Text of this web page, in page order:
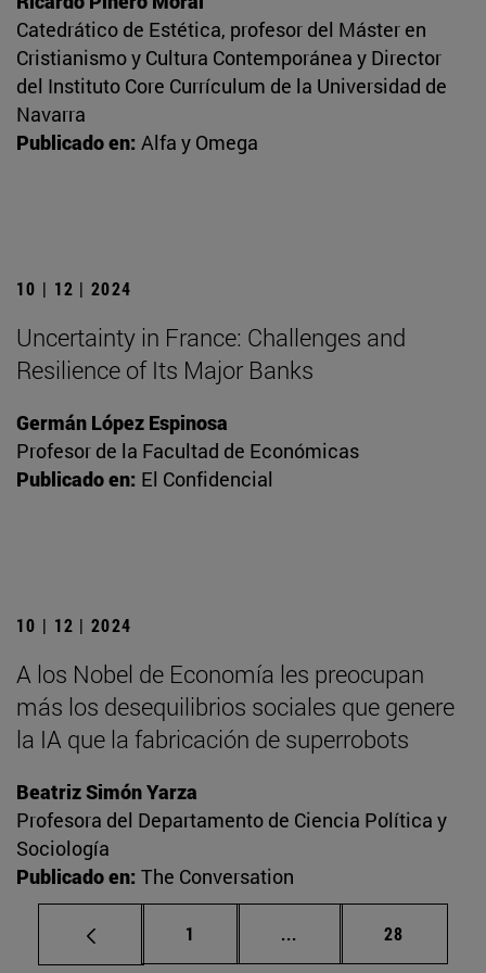
Catedrático de Estética, profesor del Máster en
Cristianismo y Cultura Contemporánea y Director
del Instituto Core Currículum de la Universidad de
Navarra
Publicado en: Alfa y Omega
10 | 12 | 2024
Uncertainty in France: Challenges and
Resilience of Its Major Banks
Germán López Espinosa
Profesor de la Facultad de Económicas
Publicado en: El Confidencial
10 | 12 | 2024
A los Nobel de Economía les preocupan
más los desequilibrios sociales que genere
la IA que la fabricación de superrobots
Beatriz Simón Yarza
Profesora del Departamento de Ciencia Política y
Sociología
Publicado en: The Conversation
Página
1 ... Páginas intermedias
Página
28